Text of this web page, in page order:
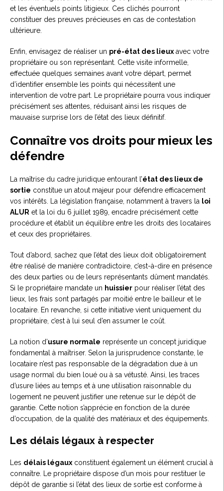
et les éventuels points litigieux. Ces clichés pourront
constituer des preuves précieuses en cas de contestation
ultérieure.
Enfin, envisagez de réaliser un pré-état des lieuxavec votre
propriétaire ou son représentant. Cette visite informelle,
effectuée quelques semaines avant votre départ, permet
d’identifier ensemble les points qui nécessitent une
intervention de votre part. Le propriétaire pourra vous indiquer
précisément ses attentes, réduisant ainsi les risques de
mauvaise surprise lors de l’état des lieux définitif.
Connaître vos droits pour mieux les
défendre
La maîtrise du cadre juridique entourant l’état des lieux de
sortie constitue un atout majeur pour défendre efficacement
vos intérêts. La législation française, notamment à travers la loi
ALUR et la loi du 6 juillet 1989, encadre précisément cette
procédure et établit un équilibre entre les droits des locataires
et ceux des propriétaires.
Tout d’abord, sachez que l’état des lieux doit obligatoirement
être réalisé de manière contradictoire, c’est-à-dire en présence
des deux parties ou de leurs représentants dûment mandatés.
Si le propriétaire mandate un huissier pour réaliser l’état des
lieux, les frais sont partagés par moitié entre le bailleur et le
locataire. En revanche, si cette initiative vient uniquement du
propriétaire, c’est à lui seul d’en assumer le coût.
La notion d’usure normale représente un concept juridique
fondamental à maîtriser. Selon la jurisprudence constante, le
locataire n’est pas responsable de la dégradation due à un
usage normal du bien loué ou à sa vétusté. Ainsi, les traces
d’usure liées au temps et à une utilisation raisonnable du
logement ne peuvent justifier une retenue sur le dépôt de
garantie. Cette notion s’apprécie en fonction de la durée
d’occupation, de la qualité des matériaux et des équipements.
Les délais légaux à respecter
Les délais légauxconstituent également un élément crucial à
connaître. Le propriétaire dispose d’un mois pour restituer le
dépôt de garantie si l’état des lieux de sortie est conforme à